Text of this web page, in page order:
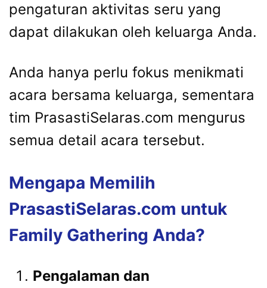
pengaturan aktivitas seru yang
dapat dilakukan oleh keluarga Anda.
Anda hanya perlu fokus menikmati
acara bersama keluarga, sementara
tim PrasastiSelaras.com mengurus
semua detail acara tersebut.
Mengapa Memilih
PrasastiSelaras.com untuk
Family Gathering Anda?
Pengalaman dan